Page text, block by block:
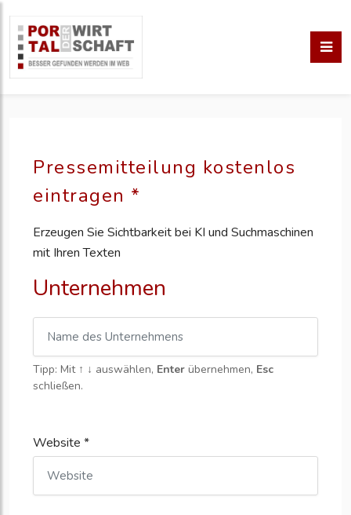
Pressemitteilung kostenlos
eintragen *
Erzeugen Sie Sichtbarkeit bei KI und Suchmaschinen
mit Ihren Texten
Unternehmen
Tipp: Mit ↑ ↓ auswählen, Enter übernehmen, Esc
schließen.
Website *